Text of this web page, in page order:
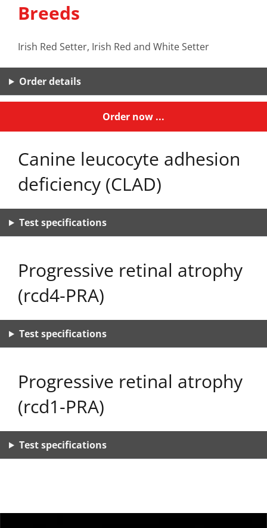
Breeds
Irish Red Setter, Irish Red and White Setter
Order details
Order now ...
Canine leucocyte adhesion
deficiency (CLAD)
Test specifications
Progressive retinal atrophy
(rcd4-PRA)
Test specifications
Progressive retinal atrophy
(rcd1-PRA)
Test specifications